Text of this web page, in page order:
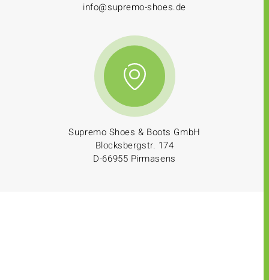
info@supremo-shoes.de
Supremo Shoes & Boots GmbH
Blocksbergstr. 174
D-66955 Pirmasens